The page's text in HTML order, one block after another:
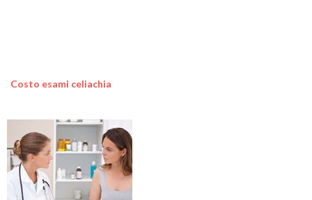
Costo esami celiachia